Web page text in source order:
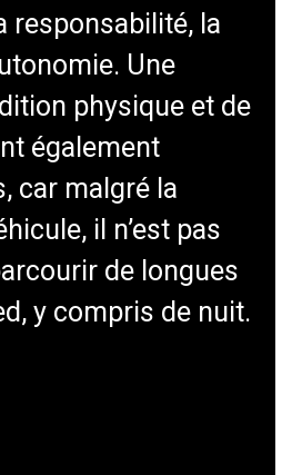
responsabilité, la
Une
physique et de
également
car malgré la
il n’est pas
de longues
y compris de nuit.